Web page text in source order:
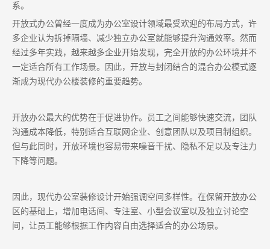
系。
开放式办公曾经一度成为办公室设计领域最受欢迎的布局方式，许
多企业认为拆掉隔墙、减少独立办公室就能够提升沟通效率。然而
经过多年实践，越来越多企业开始发现，完全开放的办公环境并不
一定适合所有工作场景。因此，开放与封闭结合的混合办公模式逐
渐成为现代办公楼装修的重要趋势。
开放办公最大的优势在于促进协作。员工之间能够快速交流，团队
沟通成本降低，特别适合互联网企业、创意团队以及项目制组织。
但与此同时，开放环境也容易带来噪音干扰、隐私不足以及专注力
下降等问题。
因此，现代办公室装修设计开始强调空间多样性。在保留开放办公
区的基础上，增加电话间、专注室、小型会议室以及独立讨论空
间，让员工能够根据工作内容自由选择适合的办公场景。